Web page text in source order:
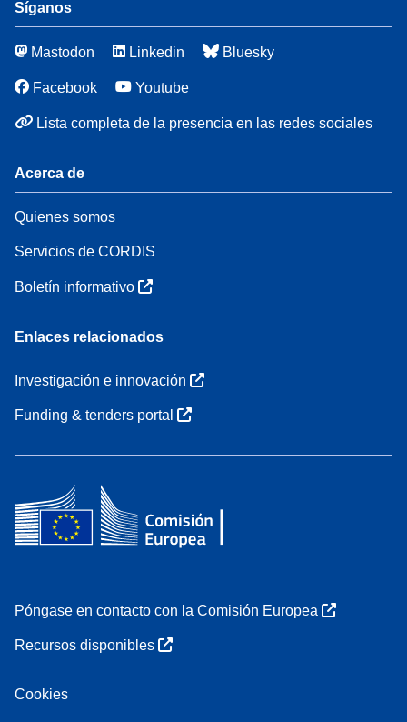
Síganos
Mastodon Linkedin Bluesky
Facebook Youtube
Lista completa de la presencia en las redes sociales
Acerca de
Quienes somos
Servicios de CORDIS
Boletín informativo
Enlaces relacionados
Investigación e innovación
Funding & tenders portal
Póngase en contacto con la Comisión Europea
Recursos disponibles
Cookies